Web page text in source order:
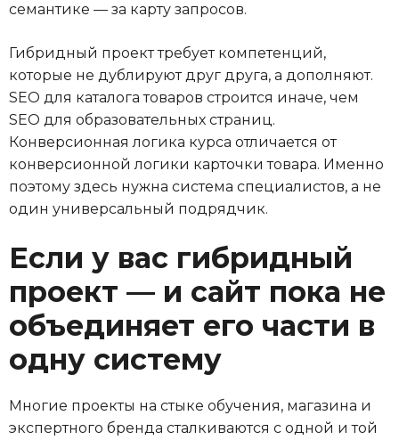
семантике — за карту запросов.
Гибридный проект требует компетенций,
которые не дублируют друг друга, а дополняют.
SEO для каталога товаров строится иначе, чем
SEO для образовательных страниц.
Конверсионная логика курса отличается от
конверсионной логики карточки товара. Именно
поэтому здесь нужна система специалистов, а не
один универсальный подрядчик.
Если у вас гибридный
проект — и сайт пока не
объединяет его части в
одну систему
Многие проекты на стыке обучения, магазина и
экспертного бренда сталкиваются с одной и той